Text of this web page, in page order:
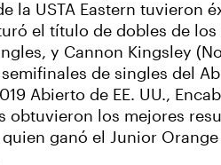
la USTA Eastern tuvieron
el título de dobles de
y Cannon Kingsley
de singles del
Abierto de EE. UU.,
obtuvieron los mejores
ganó el Junior